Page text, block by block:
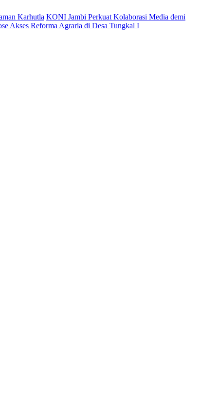
Karhutla KONI Jambi Perkuat Kolaborasi Media demi
Akses Reforma Agraria di Desa Tungkal I